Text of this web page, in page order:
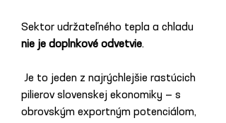
Sektor udržateľného tepla a chladu
nie je doplnkové odvetvie.
pilierov slovenskej ekonomiky — s
obrovským exportným potenciálom,